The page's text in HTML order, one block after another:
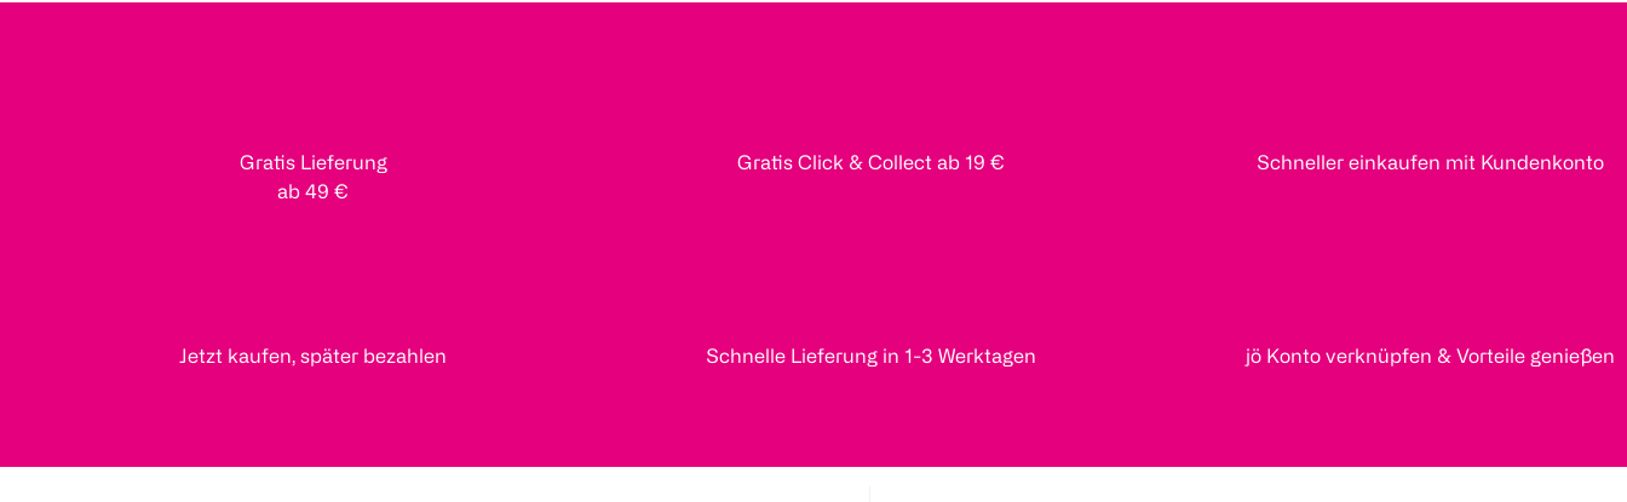
Gratis Lieferung
ab 49 €
Gratis Click & Collect ab 19 € Schneller einkaufen mit Kundenkonto
Jetzt kaufen, später bezahlen Schnelle Lieferung in 1-3 Werktagen jö Konto verknüpfen & Vorteile genießen